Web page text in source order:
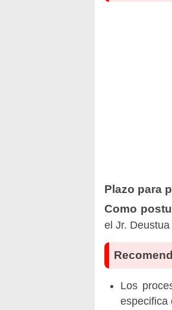
Plazo para
Como
el Jr. Deustua
Los
especifica